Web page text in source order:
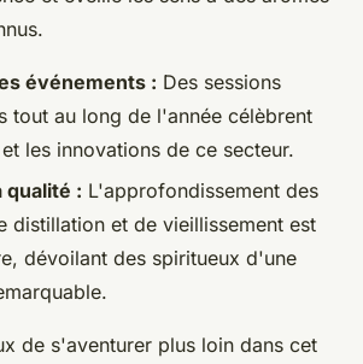
événements : Des sessions
tout au long de l'année célèbrent
les innovations de ce secteur.
qualité : L'approfondissement des
distillation et de vieillissement est
dévoilant des spiritueux d'une
de s'aventurer plus loin dans cet